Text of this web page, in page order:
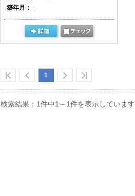
築年月： -
1
検索結果：1件中1～1件を表示しています